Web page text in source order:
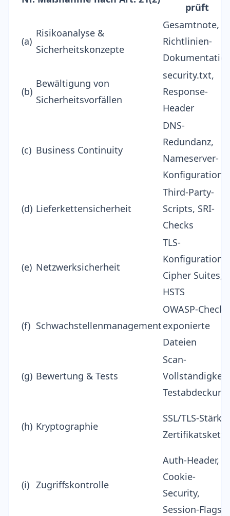
prüft
(a)
Risikoanalyse &
Sicherheitskonzepte
Gesamtnote,
Richtlinien-
(b)
Bewältigung von
Sicherheitsvorfällen
security.txt,
Response-
Header
(c) Business Continuity
DNS-
Redundanz,
Nameserver-
Konfiguration
(d) Lieferkettensicherheit
Third-Party-
Scripts, SRI-
Checks
(e) Netzwerksicherheit
TLS-
Konfiguration,
Cipher Suites,
HSTS
(f) Schwachstellenmanagement
OWASP-
exponierte
Dateien
(g) Bewertung & Tests
Scan-
Testabdeckung
(h) Kryptographie
SSL/TLS-Stärke,
Zertifikatskette
(i) Zugriffskontrolle
Auth-Header,
Cookie-
Security,
Session-Flags